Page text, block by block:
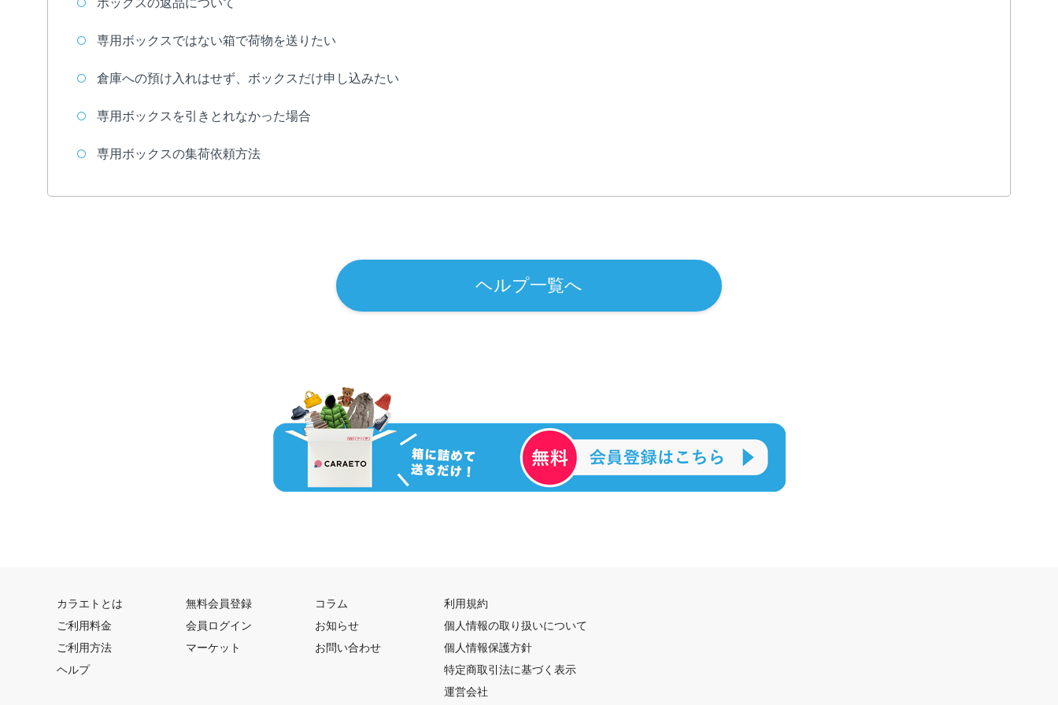
専用ボックスではない箱で荷物を送りたい
倉庫への預け入れはせず、ボックスだけ申し込みたい
専用ボックスを引きとれなかった場合
専用ボックスの集荷依頼方法
ヘルプ一覧へ
カラエトとは
ご利用料金
ご利用方法
ヘルプ
無料会員登録
会員ログイン
マーケット
コラム
お知らせ
お問い合わせ
利用規約
個人情報の取り扱いについて
個人情報保護方針
特定商取引法に基づく表示
運営会社